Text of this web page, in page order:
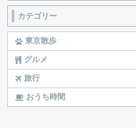
カテゴリー
東京散歩
グルメ
旅行
おうち時間